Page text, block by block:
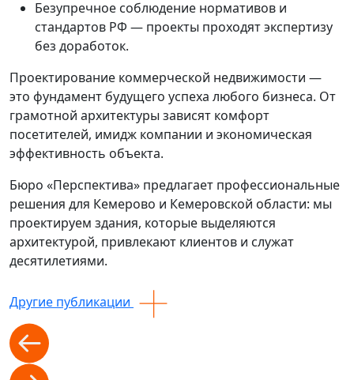
Безупречное соблюдение нормативов и
стандартов РФ — проекты проходят экспертизу
без доработок.
Проектирование коммерческой недвижимости —
это фундамент будущего успеха любого бизнеса. От
грамотной архитектуры зависят комфорт
посетителей, имидж компании и экономическая
эффективность объекта.
Бюро «Перспектива» предлагает профессиональные
решения для Кемерово и Кемеровской области: мы
проектируем здания, которые выделяются
архитектурой, привлекают клиентов и служат
десятилетиями.
Другие публикации